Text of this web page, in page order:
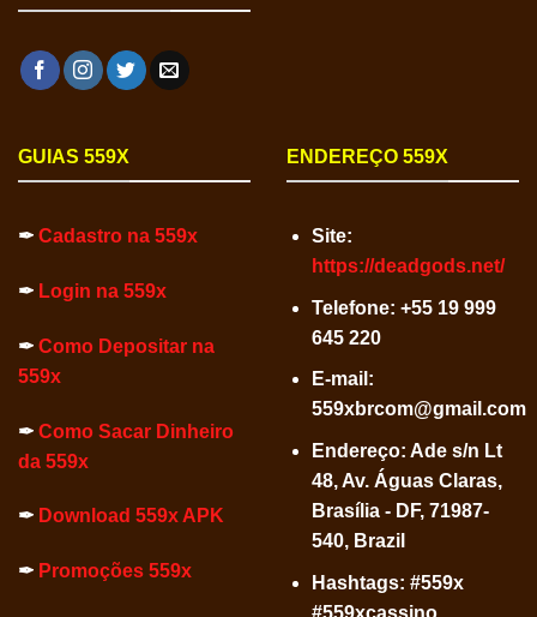
GUIAS 559X
✒ Cadastro na 559x
✒ Login na 559x
✒ Como Depositar na
559x
✒ Como Sacar Dinheiro
da 559x
✒ Download 559x APK
✒ Promoções 559x
ENDEREÇO 559X
Site:
https://deadgods.net/
Telefone: +55 19 999
645 220
E-mail:
559xbrcom@gmail.com
Endereço: Ade s/n Lt
48, Av. Águas Claras,
Brasília - DF, 71987-
540, Brazil
Hashtags: #559x
#559xcassino